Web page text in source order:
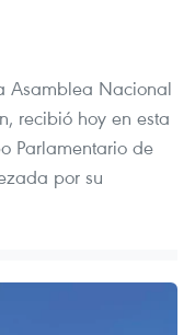
Asamblea Nacional
recibió hoy en esta
Parlamentario de
por su